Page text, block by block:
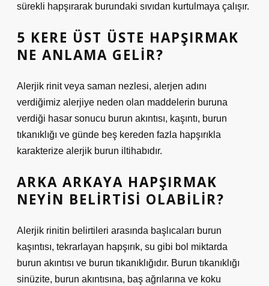
sürekli hapşırarak burundaki sıvıdan kurtulmaya çalışır.
5 KERE ÜST ÜSTE HAPŞIRMAK
NE ANLAMA GELIR?
Alerjik rinit veya saman nezlesi, alerjen adını
verdiğimiz alerjiye neden olan maddelerin buruna
verdiği hasar sonucu burun akıntısı, kaşıntı, burun
tıkanıklığı ve günde beş kereden fazla hapşırıkla
karakterize alerjik burun iltihabıdır.
ARKA ARKAYA HAPŞIRMAK
NEYIN BELIRTISI OLABILIR?
Alerjik rinitin belirtileri arasında başlıcaları burun
kaşıntısı, tekrarlayan hapşırık, su gibi bol miktarda
burun akıntısı ve burun tıkanıklığıdır. Burun tıkanıklığı
sinüzite, burun akıntısına, baş ağrılarına ve koku